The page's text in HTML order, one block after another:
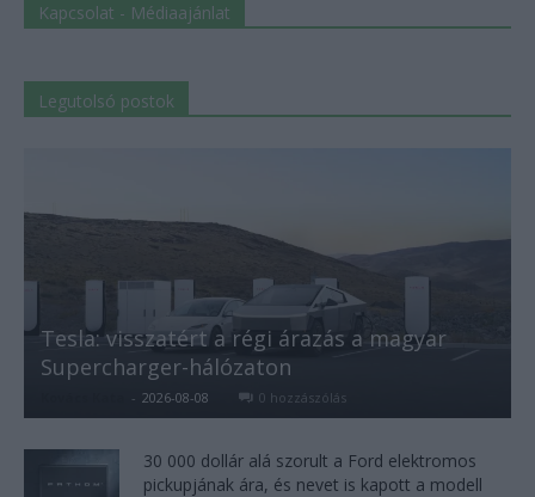
Kapcsolat - Médiaajánlat
Legutolsó postok
Tesla: visszatért a régi árazás a magyar
Supercharger-hálózaton
- 2026-08-08 0 hozzászólás
30 000 dollár alá szorult a Ford elektromos
pickupjának ára, és nevet is kapott a modell